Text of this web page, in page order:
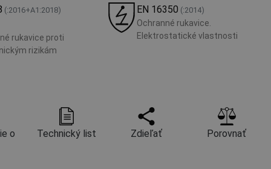
(:2016+A1:2018)
rukavice proti
rizikám
EN 16350 (:2014)
Ochranné rukavice.
Elektrostatické vlastnosti
o
Technický list Zdieľať Porovnať